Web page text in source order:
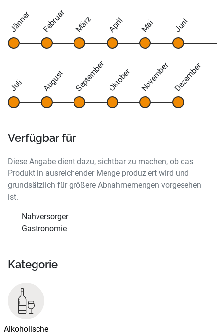
Jänner Februar März April Mai Juni
Juli August September Oktober November Dezember
Verfügbar für
Diese Angabe dient dazu, sichtbar zu machen, ob das
Produkt in ausreichender Menge produziert wird und
grundsätzlich für größere Abnahmemengen vorgesehen
ist.
Nahversorger
Gastronomie
Kategorie
Alkoholische